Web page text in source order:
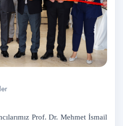
Prof. Dr. Mehmet İsmail